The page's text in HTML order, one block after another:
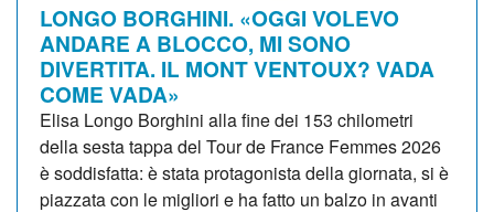
LONGO BORGHINI. «OGGI VOLEVO
ANDARE A BLOCCO, MI SONO
DIVERTITA. IL MONT VENTOUX? VADA
COME VADA»
Elisa Longo Borghini alla fine dei 153 chilometri
della sesta tappa del Tour de France Femmes 2026
è soddisfatta: è stata protagonista della giornata, si è
piazzata con le migliori e ha fatto un balzo in avanti